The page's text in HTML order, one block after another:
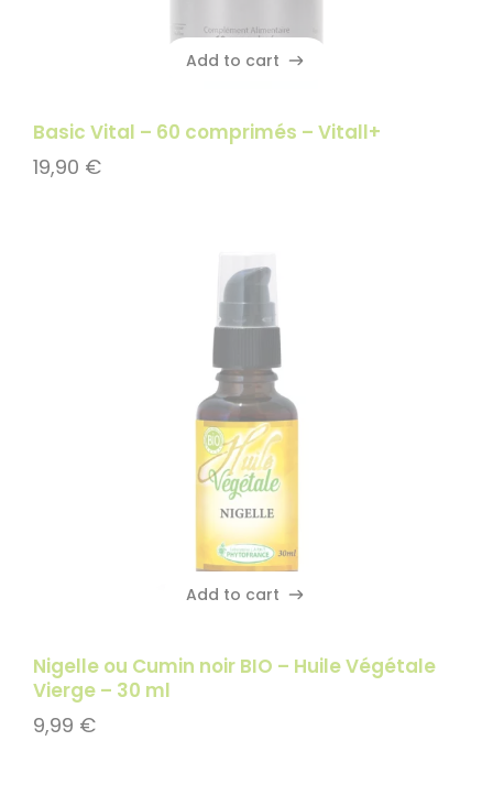
Add to cart
Basic Vital – 60 comprimés – Vitall+
19,90 €
Add to cart
Nigelle ou Cumin noir BIO – Huile Végétale
Vierge – 30 ml
9,99 €